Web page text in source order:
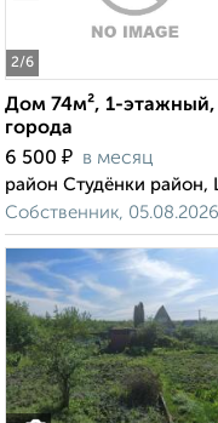
2/6
Дом 74м², 1-этажный,
города
6 500 ₽ в месяц
район Студёнки район,
Собственник, 05.08.2026